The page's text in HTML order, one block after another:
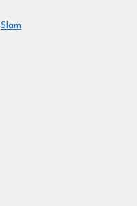
Slam